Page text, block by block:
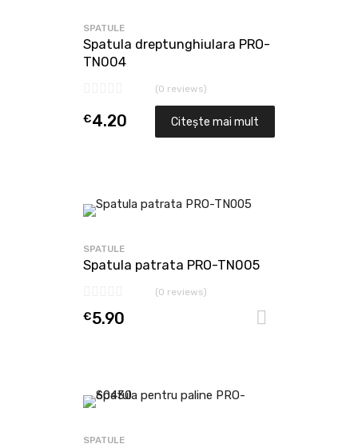
SPATULE
Spatula dreptunghiulara PRO-
TN004
(0 reviews)
€4.20 Citește mai mult
SPATULE
Spatula patrata PRO-TN005
(0 reviews)
€5.90
SPATULE